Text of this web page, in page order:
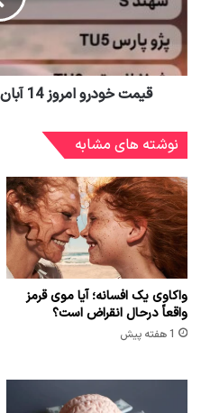
قیمت خودرو امروز 14 آبان / قیمت خودرو کاهشی شد
نوشته های مشابه
واکاوی یک افسانه؛ آیا موی قرمز
واقعاً درحال انقراض است؟
1 هفته پیش